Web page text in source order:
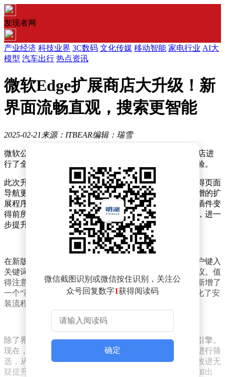
发现者网
产业经济 科技业界 3C数码 文化传媒 移动智能 家电行业 AI大
模型 汽车出行 热点资讯
微软Edge扩展商店大升级！新
界面流畅直观，搜索更智能
2025-02-21 来源：ITBEAR编辑：瑞雪
微软公司近期对Microsoft Edge浏览器的扩展程序应用商店进
行了全面焕新升级，旨在为用户带来更加卓越的浏览体验。
此次升级后的应用商店采用了全新的现代界面设计，使得页面
导航更加直观流畅。用户进入商店后，会立即注意到新增的扩
展程序和主题标签页，这些标签页的引入使得查找所需插件变
得前所未有的便捷。屏幕右上角增设了一个永久搜索栏，进一
步提升了用户的搜索效率。
在新版应用商店中，微软还增强了自动建议功能。当用户键入
关键词时，系统会即时提供一系列更加相关和有用的建议。值
得注意的是，在搜索推荐中排名靠前的扩展程序旁边，新增了
一个“获取”按钮，用户只需点击即可直接安装，大大简化了安
装流程。
除了界面和功能上的改进，新版应用商店还优化了搜索引擎。
现在，用户可以按照产品类型、类别、评级等多种条件进行筛
选，从而更轻松地找到符合自己需求的扩展程序。这一改进无
疑提升了用户的查找效率，使得应用商店的使用体验更加出
微信截图识别或微信按住识别，关注公
众号回复数字1获得阅读码
确定